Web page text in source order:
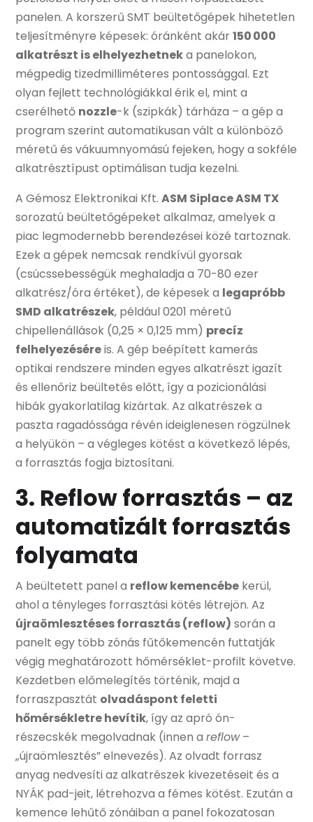
panelen. A korszerű SMT beültetőgépek hihetetlen
teljesítményre képesek: óránként akár150 000
alkatrészt is elhelyezhetneka panelokon,
mégpedig tizedmilliméteres pontossággal. Ezt
olyan fejlett technológiákkal érik el, mint a
cserélhető nozzle-k (szipkák) tárháza – a gép a
program szerint automatikusan vált a különböző
méretű és vákuumnyomású fejeken, hogy a sokféle
alkatrésztípust optimálisan tudja kezelni.
A Gémosz Elektronikai Kft.ASM Siplace ASM TX
sorozatú beültetőgépeket alkalmaz, amelyek a
piac legmodernebb berendezései közé tartoznak.
Ezek a gépek nemcsak rendkívül gyorsak
(csúcssebességük meghaladja a 70-80 ezer
alkatrész/óra értéket), de képesek a legapróbb
SMD alkatrészek, például 0201 méretű
chipellenállások (0,25 × 0,125 mm) precíz
felhelyezéséreis. A gép beépített kamerás
optikai rendszere minden egyes alkatrészt igazít
és ellenőriz beültetés előtt, így a pozicionálási
hibák gyakorlatilag kizártak. Az alkatrészek a
paszta ragadóssága révén ideiglenesen rögzülnek
a helyükön – a végleges kötést a következő lépés,
a forrasztás fogja biztosítani.
3. Reflow forrasztás – az
automatizált forrasztás
folyamata
A beültetett panel a reflow kemencébe kerül,
ahol a tényleges forrasztási kötés létrejön. Az
újraömlesztéses forrasztás (reflow) során a
panelt egy több zónás fűtőkemencén futtatják
végig meghatározott hőmérséklet-profilt követve.
Kezdetben előmelegítés történik, majd a
forraszpasztát olvadáspont feletti
hőmérsékletre hevítik, így az apró ón-
részecskék megolvadnak (innen areflow–
„újraömlesztés” elnevezés). Az olvadt forrasz
anyag nedvesíti az alkatrészek kivezetéseit és a
NYÁK pad-jeit, létrehozva a fémes kötést. Ezután a
kemence lehűtő zónáiban a panel fokozatosan